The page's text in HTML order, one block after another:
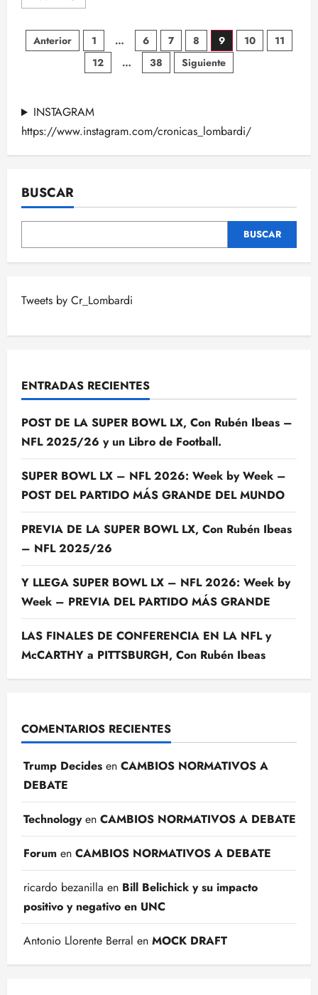
más
EPISODIO
3×11:
NFL
Estado
Juntamos
a
Unitas,
Flacco,
Neal,
y
más
Paginación
entradas
Anterior 1 … 6 7 8 9 10
11
12
… 38 Siguiente
INSTAGRAM
https://www.instagram.com/cronicas_lombardi/
BUSCAR
BUSCAR
Tweets by Cr_Lombardi
ENTRADAS RECIENTES
POST DE LA SUPER BOWL LX, Con Rubén Ibeas –
NFL 2025/26 y un Libro de Football.
SUPER BOWL LX – NFL 2026: Week by Week –
POST DEL PARTIDO MÁS GRANDE DEL MUNDO
PREVIA DE LA SUPER BOWL LX, Con Rubén Ibeas
– NFL 2025/26
Y LLEGA SUPER BOWL LX – NFL 2026: Week by
Week – PREVIA DEL PARTIDO MÁS GRANDE
LAS FINALES DE CONFERENCIA EN LA NFL y
McCARTHY a PITTSBURGH, Con Rubén Ibeas
COMENTARIOS RECIENTES
Trump Decides en CAMBIOS NORMATIVOS A
DEBATE
Technologyen CAMBIOS NORMATIVOS A DEBATE
Forum en CAMBIOS NORMATIVOS A DEBATE
ricardo bezanilla en Bill Belichick y su impacto
positivo y negativo en UNC
Antonio Llorente Berral en MOCK DRAFT